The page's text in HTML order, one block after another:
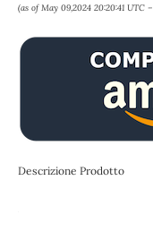
(as of May 09,2024 20:20:41 UTC –
Descrizione Prodotto